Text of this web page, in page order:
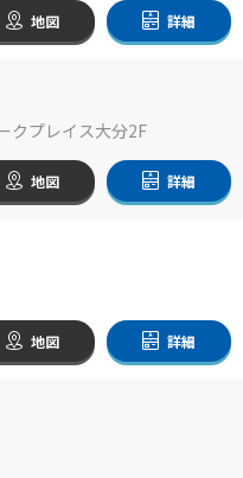
地図 詳細
クプレイス大分2F
地図 詳細
地図 詳細